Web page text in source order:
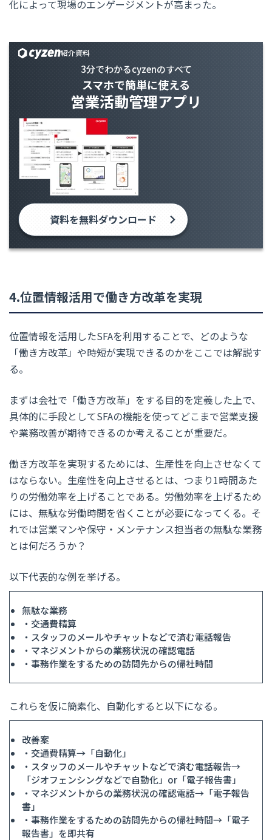
化によって現場のエンゲージメントが高まった。
紹介資料
3分でわかるcyzenのすべて
スマホで簡単に使える
営業活動管理アプリ
資料を無料ダウンロード
4.位置情報活用で働き方改革を実現
位置情報を活用したSFAを利用することで、どのような
「働き方改革」や時短が実現できるのかをここでは解説す
る。
まずは会社で「働き方改革」をする目的を定義した上で、
具体的に手段としてSFAの機能を使ってどこまで営業支援
や業務改善が期待できるのか考えることが重要だ。
働き方改革を実現するためには、生産性を向上させなくて
はならない。生産性を向上させるとは、つまり1時間あた
りの労働効率を上げることである。労働効率を上げるため
には、無駄な労働時間を省くことが必要になってくる。そ
れでは営業マンや保守・メンテナンス担当者の無駄な業務
とは何だろうか？
以下代表的な例を挙げる。
無駄な業務
・交通費精算
・スタッフのメールやチャットなどで済む電話報告
・マネジメントからの業務状況の確認電話
・事務作業をするための訪問先からの帰社時間
これらを仮に簡素化、自動化すると以下になる。
改善案
・交通費精算→「自動化」
・スタッフのメールやチャットなどで済む電話報告→
「ジオフェンシングなどで自動化」or「電子報告書」
・マネジメントからの業務状況の確認電話→「電子報告
書」
・事務作業をするための訪問先からの帰社時間→「電子
報告書」を即共有